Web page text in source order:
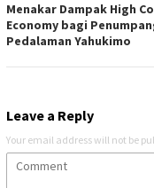
Menakar Dampak High
Economy bagi
Pedalaman Yahukimo
Leave a Reply
Your email address will not be